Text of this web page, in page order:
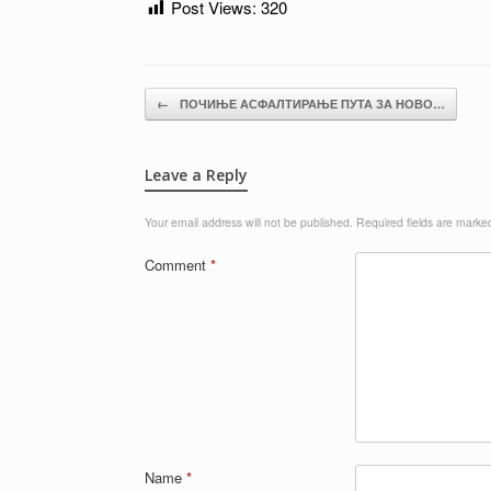
Post Views: 320
Post navigation
← ПОЧИЊЕ АСФАЛТИРАЊЕ ПУТА ЗА НОВО…
Leave a Reply
Your email address will not be published. Required fields are
Comment *
Name *